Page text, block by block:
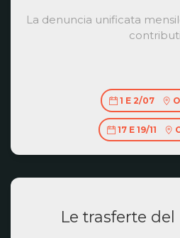
La denuncia unificata
1 E 2/07
17 E 19/11
Le trasferte